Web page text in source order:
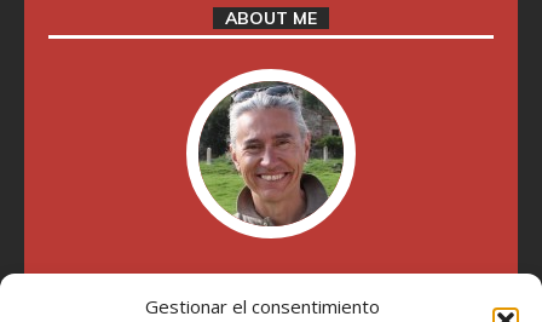
Gestionar el consentimiento
ABOUT ME
"Soy Manel Hospido, nací en Valencia en 1969 y desde el
año 2007 he escrito sobre motos en distintos medios.